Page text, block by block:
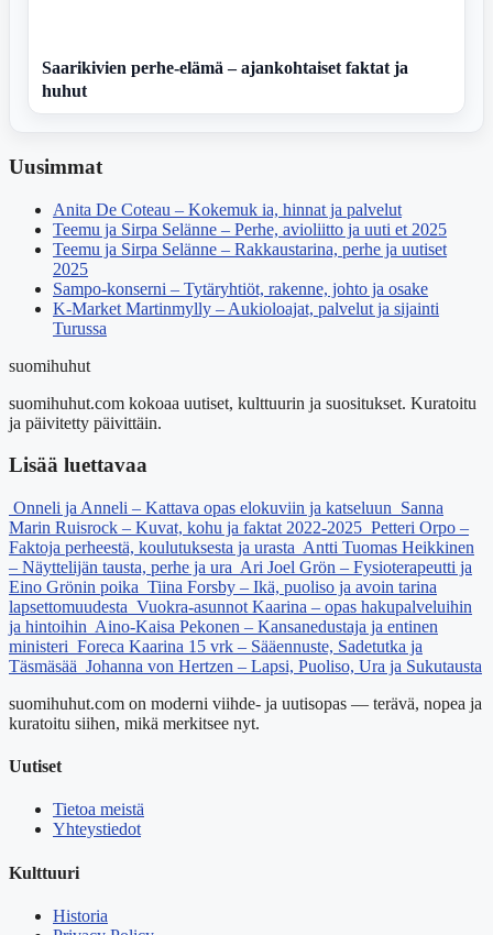
Saarikivien perhe-elämä – ajankohtaiset faktat ja
huhut
Uusimmat
Anita De Coteau – Kokemuk ia, hinnat ja palvelut
Teemu ja Sirpa Selänne – Perhe, avioliitto ja uuti et 2025
Teemu ja Sirpa Selänne – Rakkaustarina, perhe ja uutiset
2025
Sampo-konserni – Tytäryhtiöt, rakenne, johto ja osake
K‑Market Martinmylly – Aukioloajat, palvelut ja sijainti
Turussa
suomihuhut
suomihuhut.com kokoaa uutiset, kulttuurin ja suositukset. Kuratoitu
ja päivitetty päivittäin.
Lisää luettavaa
Onneli ja Anneli – Kattava opas elokuviin ja katseluun Sanna
Marin Ruisrock – Kuvat, kohu ja faktat 2022-2025 Petteri Orpo –
Faktoja perheestä, koulutuksesta ja urasta Antti Tuomas Heikkinen
– Näyttelijän tausta, perhe ja ura Ari Joel Grön – Fysioterapeutti ja
Eino Grönin poika Tiina Forsby – Ikä, puoliso ja avoin tarina
lapsettomuudesta Vuokra-asunnot Kaarina – opas hakupalveluihin
ja hintoihin Aino-Kaisa Pekonen – Kansanedustaja ja entinen
ministeri Foreca Kaarina 15 vrk – Sääennuste, Sadetutka ja
Täsmäsää Johanna von Hertzen – Lapsi, Puoliso, Ura ja Sukutausta
suomihuhut.com on moderni viihde- ja uutisopas — terävä, nopea ja
kuratoitu siihen, mikä merkitsee nyt.
Uutiset
Tietoa meistä
Yhteystiedot
Kulttuuri
Historia